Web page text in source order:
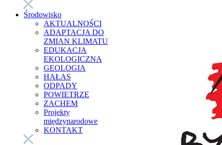
Środowisko
AKTUALNOŚCI
ADAPTACJA DO
ZMIAN KLIMATU
EDUKACJA
EKOLOGICZNA
GEOLOGIA
HAŁAS
ODPADY
POWIETRZE
ZACHEM
Projekty
międzynarodowe
KONTAKT